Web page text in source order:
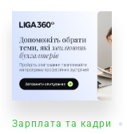
БУХГАЛТЕР
Зарплата та кадри •